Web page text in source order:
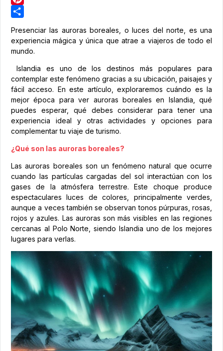
Pinterest
Presenciar las auroras boreales, o luces del norte, es una
experiencia mágica y única que atrae a viajeros de todo el
mundo.
Islandia es uno de los destinos más populares para
contemplar este fenómeno gracias a su ubicación, paisajes y
fácil acceso. En este artículo, exploraremos cuándo es la
mejor época para ver auroras boreales en Islandia, qué
puedes esperar, qué debes considerar para tener una
experiencia ideal y otras actividades y opciones para
complementar tu viaje de turismo.
¿Qué son las auroras boreales?
Las auroras boreales son un fenómeno natural que ocurre
cuando las partículas cargadas del sol interactúan con los
gases de la atmósfera terrestre. Este choque produce
espectaculares luces de colores, principalmente verdes,
aunque a veces también se observan tonos púrpuras, rosas,
rojos y azules. Las auroras son más visibles en las regiones
cercanas al Polo Norte, siendo Islandia uno de los mejores
lugares para verlas.